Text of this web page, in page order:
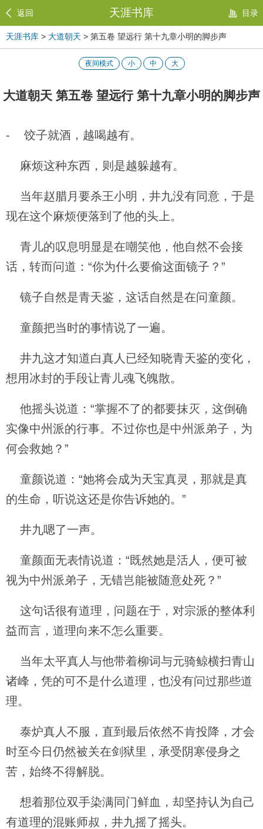
返回 天涯书库 目录
天涯书库 > 大道朝天 > 第五卷 望远行 第十九章小明的脚步声
夜间模式 小 中 大
大道朝天 第五卷 望远行 第十九章小明的脚步声
- 饺子就酒，越喝越有。
麻烦这种东西，则是越躲越有。
当年赵腊月要杀王小明，井九没有同意，于是
现在这个麻烦便落到了他的头上。
青儿的叹息明显是在嘲笑他，他自然不会接
话，转而问道：“你为什么要偷这面镜子？”
镜子自然是青天鉴，这话自然是在问童颜。
童颜把当时的事情说了一遍。
井九这才知道白真人已经知晓青天鉴的变化，
想用冰封的手段让青儿魂飞魄散。
他摇头说道：“掌握不了的都要抹灭，这倒确
实像中州派的行事。不过你也是中州派弟子，为
何会救她？”
童颜说道：“她将会成为天宝真灵，那就是真
的生命，听说这还是你告诉她的。”
井九嗯了一声。
童颜面无表情说道：“既然她是活人，便可被
视为中州派弟子，无错岂能被随意处死？”
这句话很有道理，问题在于，对宗派的整体利
益而言，道理向来不怎么重要。
当年太平真人与他带着柳词与元骑鲸横扫青山
诸峰，凭的可不是什么道理，也没有问过那些道
理。
泰炉真人不服，直到最后依然不肯投降，才会
时至今日仍然被关在剑狱里，承受阴寒侵身之
苦，始终不得解脱。
想着那位双手染满同门鲜血，却坚持认为自己
有道理的混账师叔，井九摇了摇头。